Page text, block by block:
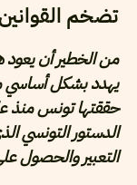
تضخم
من الخطير أن يعود
يهدد بشكل أساسي
الدستور التونسي
التعبير والحصول